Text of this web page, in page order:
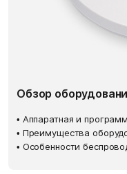
Обзор
• Аппаратная и
• Преимущества
• Особенности